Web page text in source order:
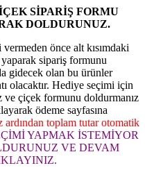
SİPARİŞ FORMU
DOLDURUNUZ.
önce alt kısımdaki
sipariş formunu
gidecek olan bu ürünler
olacaktır. Hediye seçimi için
çiçek formunu doldurmanız
ödeme sayfasına
ardından toplam tutar otomatik
YAPMAK İSTEMİYOR
VE DEVAM